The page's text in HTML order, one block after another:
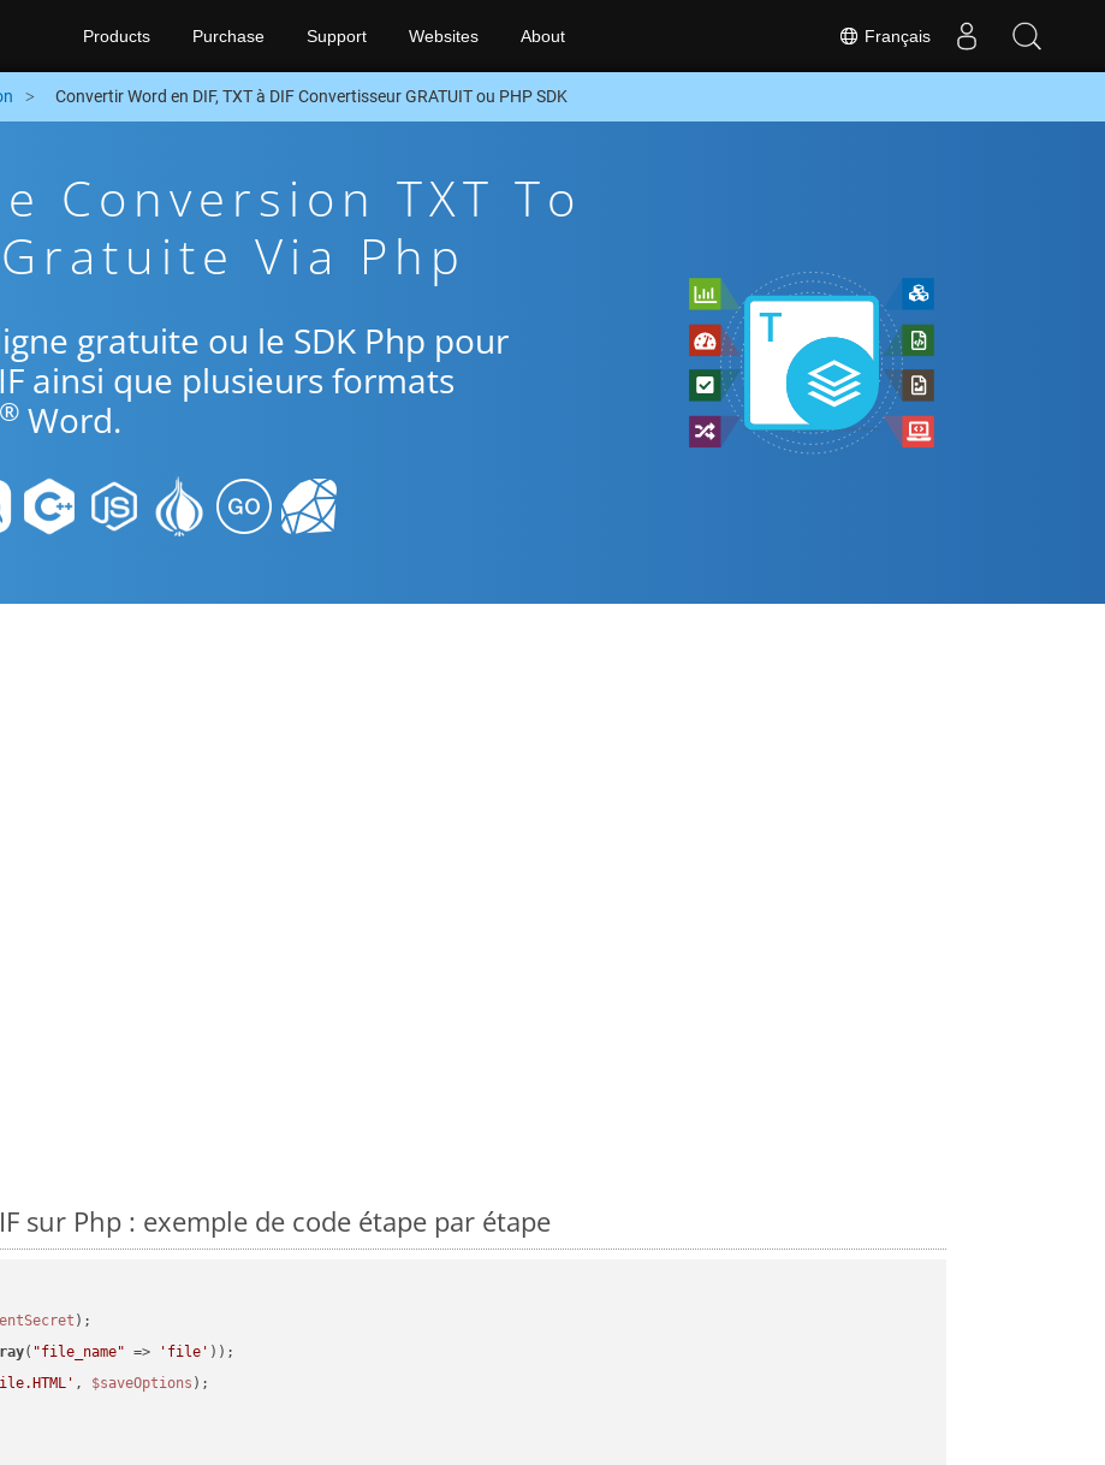
Français
Products Purchase Support Websites About
Convertir Word en DIF, TXT à DIF Convertisseur GRATUIT ou PHP SDK
Conversion TXT To
Via Php
gratuite ou le SDK Php pour
ainsi que plusieurs formats
® Word.
sur Php : exemple de code étape par étape
( "file_name" => 'file'
, $saveOptions